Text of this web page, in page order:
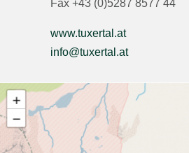
Fax +43 (0)5287 8577 44
www.tuxertal.at
info@tuxertal.at